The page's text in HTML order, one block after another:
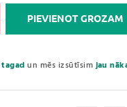
PIEVIENOT GROZAM
tagad un mēs izsūtīsimjau